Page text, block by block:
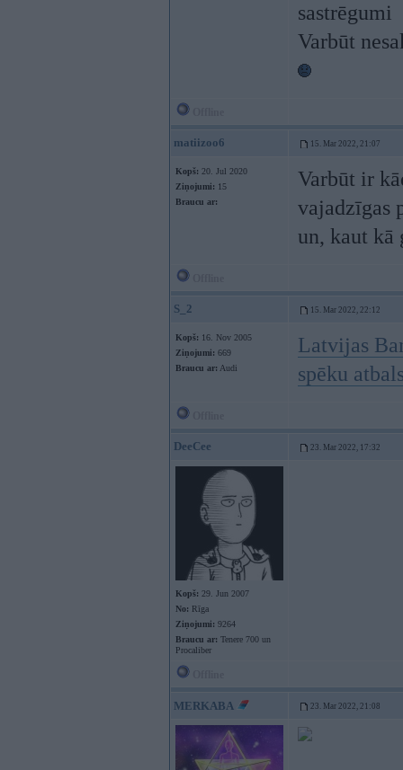
sastrēgumi
Varbūt
matiizoo6 15. Mar 2022, 21:07
Kopš: 20. Jul 2020
Ziņojumi: 15
Braucu ar:
Varbūt ir
vajadzīgas
un, kaut
S_2 15. Mar 2022, 22:12
Kopš: 16. Nov 2005
Ziņojumi: 669
Braucu ar: Audi
Latvijas
spēku
DeeCee 23. Mar 2022, 17:32
Kopš: 29. Jun 2007
No: Rīga
Ziņojumi: 9264
Braucu ar: Tenere 700 un
Procaliber
MERKABA 23. Mar 2022, 21:08